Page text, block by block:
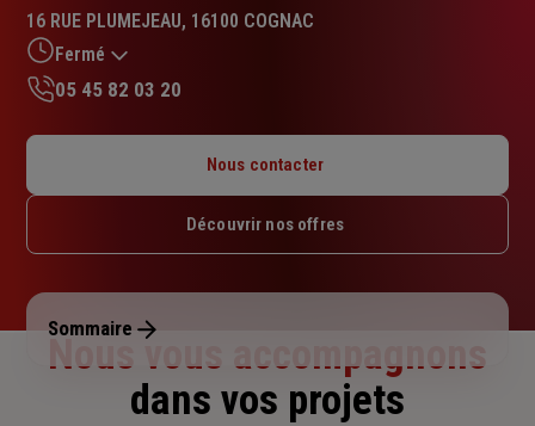
5.0
sur
5
étoiles
16 RUE PLUMEJEAU, 16100 COGNAC
Fermé
Jeudi : 09h – 17h
Dimanche : Fermé
05 45 82 03 20
Nous contacter
Découvrir nos offres
Sommaire
Nous vous accompagnons
dans vos projets